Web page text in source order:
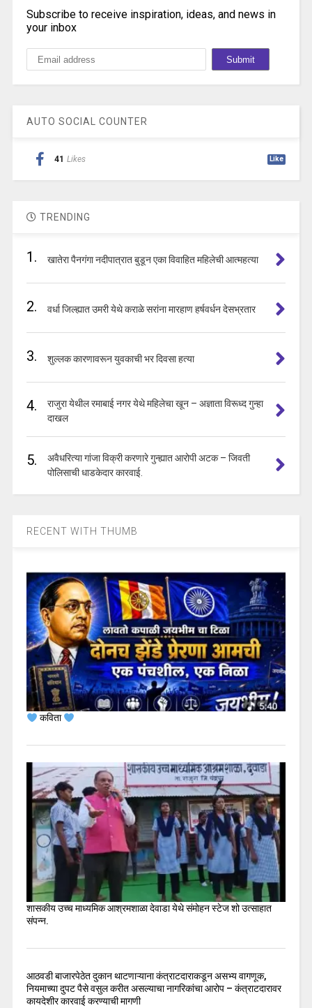
Subscribe to receive inspiration, ideas, and news in
your inbox
AUTO SOCIAL COUNTER
41 Likes Like
TRENDING
1. खातेरा पैनगंगा नदीपात्रात बुडून एका विवाहित महिलेची आत्महत्या
2. वर्धा जिल्ह्यात उमरी येथे कराळे सरांना मारहाण हर्षवर्धन देसभ्रतार
3. शुल्लक कारणावरून युवकाची भर दिवसा हत्या
4.
राजुरा येथील रमाबाई नगर येथे महिलेचा खून – अज्ञाता विरूध्द गुन्हा
दाखल
5.
अवैधरित्या गांजा विक्री करणारे गुन्ह्यात आरोपी अटक – जिवती
पोलिसाची धाडकेदार कारवाई.
RECENT WITH THUMB
कविता
शासकीय उच्च माध्यमिक आश्रमशाळा देवाडा येथे संमोहन स्टेज शो उत्साहात
संपन्न.
आठवडी बाजारपेठेत दुकान थाटणाऱ्याना कंत्राटदाराकडून असभ्य वागणूक,
नियमाच्या दुपट पैसे वसुल करीत असल्याचा नागरिकांचा आरोप – कंत्राटदारावर
कायदेशीर कारवाई करण्याची मागणी